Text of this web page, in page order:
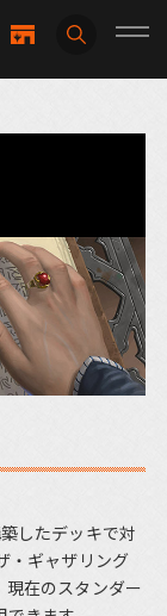
したデッキで対
・ギャザリング
在のスタンダー